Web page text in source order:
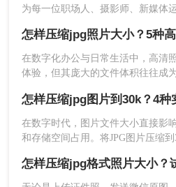
方法二：使用Windows自
生，简单直接）
很多用户不知道，Windows
其实是一个非常好用的轻量
过直接调整图片的像素尺寸
体积，操作简单且完全免费。
适用场景
对图片的绝对尺寸（长
为每一位职场人、摄影师、新媒体
发送失败、网页加载缓慢……这些
会怎样压缩jpg图片的大小，不是
在数字化办公与日常生活中，高清
体验，但其庞大的文件体积往往成
统、办公平台时的容量门槛，亦或
压缩jpg照片大小始终是许多用户面
怎样压缩jpg图片到30k？4种
在数字时代，图片文件大小直接影
和存储空间占用。将JPG图片压缩
那么怎样压缩jpg图片到30k 压缩软
方法。